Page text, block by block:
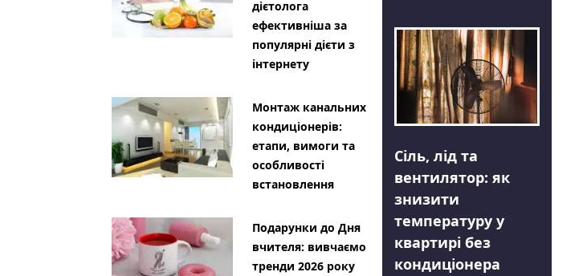
дієтолога
ефективніша за
популярні дієти з
інтернету
Монтаж канальних
кондиціонерів:
етапи, вимоги та
особливості
встановлення
Подарунки до Дня
вчителя: вивчаємо
тренди 2026 року
Сіль, лід та
вентилятор: як
знизити
температуру у
квартирі без
кондиціонера